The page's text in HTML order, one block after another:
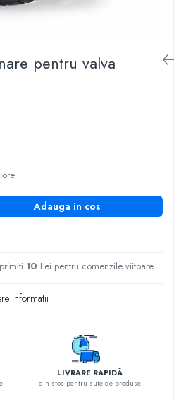
pentru valva
Adauga in cos
10 Lei pentru comenzile viitoare
informatii
LIVRARE RAPIDĂ
din stoc pentru sute de produse